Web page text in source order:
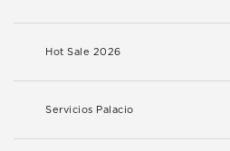
Hot Sale 2026
Servicios Palacio